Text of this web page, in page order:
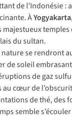
de l’Indonésie :
ÀYogyakarta
temples
du sultan.
se rendront
de soleil
de gaz
cœur de
de thé, des
semble